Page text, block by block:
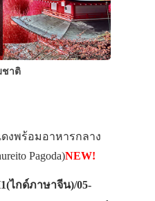
ชาติ
ดงพร้อมอาหารกลาง
Pagoda)NEW!
ไกด์ภาษาจีน)/05-